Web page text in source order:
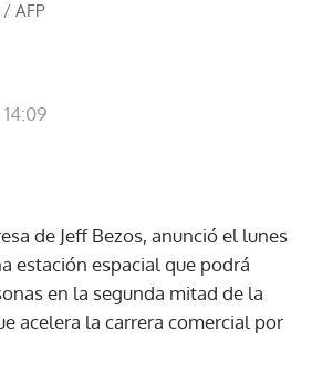
/ AFP
de Jeff Bezos, anunció el lunes
estación espacial que podrá
en la segunda mitad de la
acelera la carrera comercial por